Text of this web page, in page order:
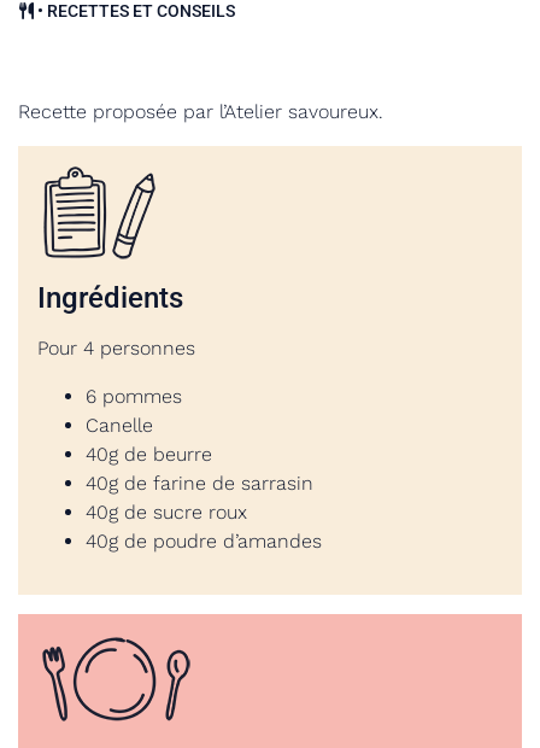
• RECETTES ET CONSEILS
Recette proposée par l’Atelier savoureux.
Ingrédients
Pour 4 personnes
6 pommes
Canelle
40g de beurre
40g de farine de sarrasin
40g de sucre roux
40g de poudre d’amandes